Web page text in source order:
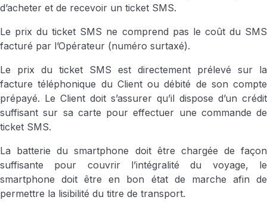
d’acheter et de recevoir un ticket SMS.
Le prix du ticket SMS ne comprend pas le coût du SMS
facturé par l’Opérateur (numéro surtaxé).
Le prix du ticket SMS est directement prélevé sur la
facture téléphonique du Client ou débité de son compte
prépayé. Le Client doit s’assurer qu’il dispose d’un crédit
suffisant sur sa carte pour effectuer une commande de
ticket SMS.
La batterie du smartphone doit être chargée de façon
suffisante pour couvrir l’intégralité du voyage, le
smartphone doit être en bon état de marche afin de
permettre la lisibilité du titre de transport.